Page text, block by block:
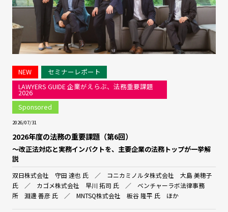
NEW
セミナーレポート
LAWYERS GUIDE 企業がえらぶ、法務重要課題
2026
Sponsored
2026/07/31
2026年度の法務の重要課題（第6回）
～改正法対応と実務インパクトを、主要企業の法務トップが一挙解
説
双日株式会社 守田 達也 氏 ／ コニカミノルタ株式会社 大島 美穂子
氏 ／ カゴメ株式会社 早川 拓司 氏 ／ ベンチャーラボ法律事務
所 淵邊 善彦 氏 ／ MNTSQ株式会社 板谷 隆平 氏 ほか